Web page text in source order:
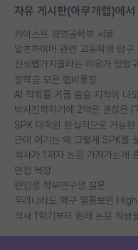
자유 게시판(아무개랩)에
카이스트 경영공학부 서류
알츠하이머 관련 고등학생 탐구
신생랩가지말라는 이유가 있었
장학금 모은 랩비통장
AI 학회들 거품 슬슬 지적이 나
SPK 대학원 현실적으로 가능한
근데 여기는 왜 그렇게 SPK를
석사가 1저자 논문 가져가는게
면접 복장
편입생 학부연구생 질문
석사 1학기부터 원래 논문 작성